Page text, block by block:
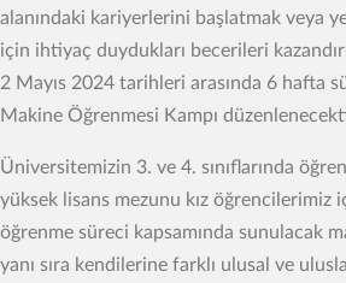
alanındaki kariyerlerini başlatmak veya
için ihtiyaç duydukları becerileri
2 Mayıs 2024 tarihleri arasında 6 hafta
Makine Öğrenmesi Kampı
Üniversitemizin 3. ve 4. sınıflarında
yüksek lisans mezunu kız öğrencilerimiz
öğrenme süreci kapsamında sunulacak
yanı sıra kendilerine farklı ulusal ve